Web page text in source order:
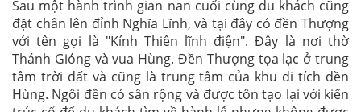
Sau một hành trình gian nan cuối cùng du khách cũng
đặt chân lên đỉnh Nghĩa Lĩnh, và tại đây có đền Thượng
với tên gọi là "Kính Thiên lĩnh điện". Đây là nơi thờ
Thánh Gióng và vua Hùng. Đền Thượng tọa lạc ở trung
tâm trời đất và cũng là trung tâm của khu di tích đền
Hùng. Ngôi đền có sân rộng và được tôn tạo lại với kiến